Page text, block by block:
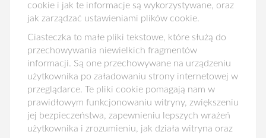
cookie i jak te informacje są wykorzystywane, oraz
jak zarządzać ustawieniami plików cookie.
Ciasteczka to małe pliki tekstowe, które służą do
przechowywania niewielkich fragmentów
informacji. Są one przechowywane na urządzeniu
użytkownika po załadowaniu strony internetowej w
przeglądarce. Te pliki cookie pomagają nam w
prawidłowym funkcjonowaniu witryny, zwiększeniu
jej bezpieczeństwa, zapewnieniu lepszych wrażeń
użytkownika i zrozumieniu, jak działa witryna oraz